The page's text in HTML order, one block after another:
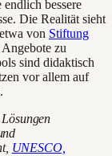
bessere
Die Realität sieht
von Stiftung
zu
sind didaktisch
vor allem auf
UNESCO,